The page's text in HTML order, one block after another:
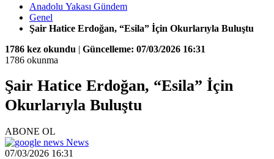
Anadolu Yakası Gündem
Genel
Şair Hatice Erdoğan, “Esila” İçin Okurlarıyla Buluştu
1786 kez okundu | Güncelleme: 07/03/2026 16:31
1786 okunma
Şair Hatice Erdoğan, “Esila” İçin
Okurlarıyla Buluştu
ABONE OL
News
07/03/2026 16:31